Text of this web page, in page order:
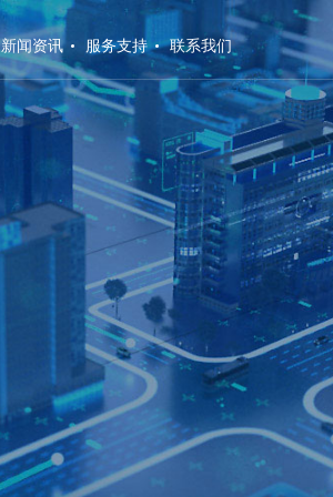
新闻资讯 服务支持 联系我们